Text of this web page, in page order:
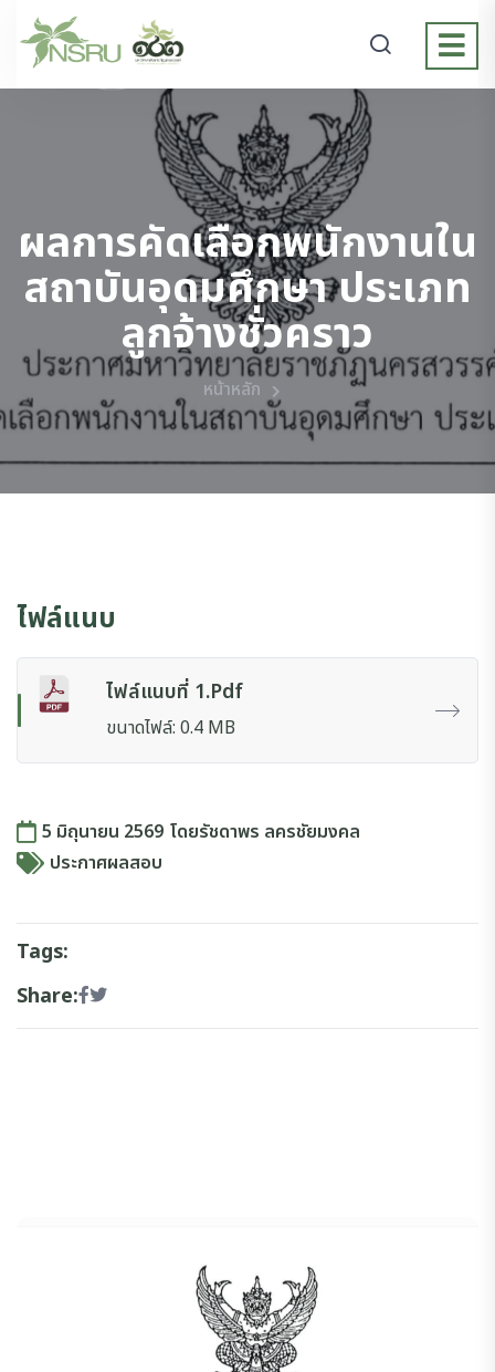
ผลการคัดเลือกพนักงานใน
สถาบันอุดมศึกษา ประเภท
ลูกจ้างชั่วคราว
หน้าหลัก
ไฟล์แนบ
ไฟล์แนบที่ 1.pdf
ขนาดไฟล์: 0.4 MB
5 มิถุนายน 2569 โดยรัชดาพร ลครชัยมงคล
ประกาศผลสอบ
Tags:
Share: